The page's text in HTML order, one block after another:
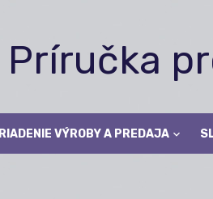
Príručka
RIADENIE VÝROBY A PREDAJA